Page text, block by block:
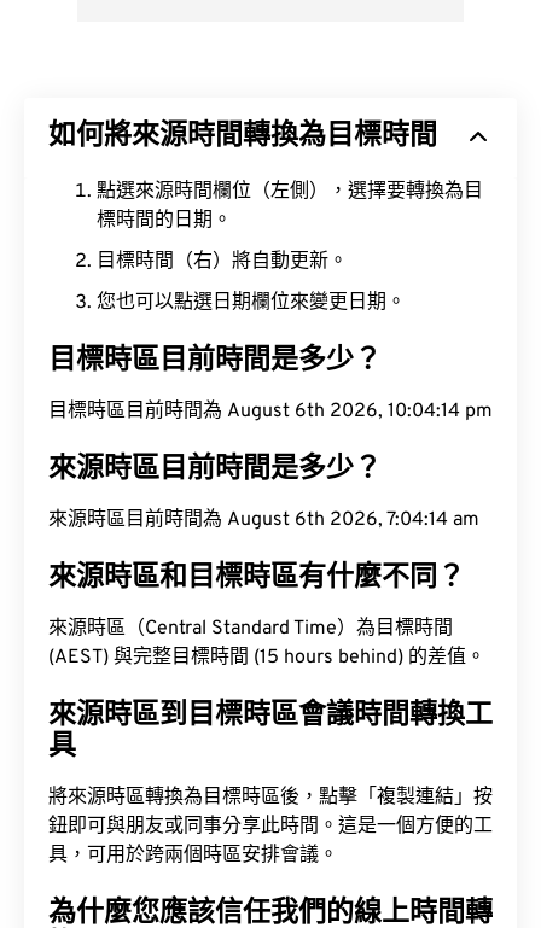
如何將來源時間轉換為目標時間
點選來源時間欄位（左側），選擇要轉換為目
標時間的日期。
目標時間（右）將自動更新。
您也可以點選日期欄位來變更日期。
目標時區目前時間是多少？
目標時區目前時間為 August 6th 2026, 10:04:15 pm
來源時區目前時間是多少？
來源時區目前時間為 August 6th 2026, 7:04:15 am
來源時區和目標時區有什麼不同？
來源時區（Central Standard Time）為目標時間
(AEST) 與完整目標時間 (15 hours behind) 的差值。
來源時區到目標時區會議時間轉換工
具
將來源時區轉換為目標時區後，點擊「複製連結」按
鈕即可與朋友或同事分享此時間。這是一個方便的工
具，可用於跨兩個時區安排會議。
為什麼您應該信任我們的線上時間轉